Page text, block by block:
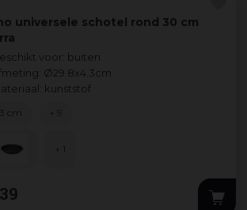
universele schotel rond 30 cm
voor: buiten
Ø29.8x4.3cm
kunststof
39
cm + 9
+ 1